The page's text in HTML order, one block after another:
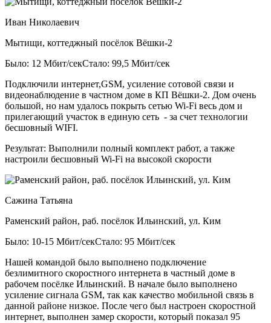
Иван Николаевич
Мытищи, коттеджный посёлок Вёшки-2
Было: 12 Мбит/секСтало: 99,5 Мбит/сек
Подключили интернет,GSM, усиление сотовой связи и
видеонаблюдение в частном доме в КП Вёшки-2. Дом очень
большой, но нам удалось покрыть сетью Wi-Fi весь дом и
прилегающий участок в единую сеть - за счет технологии
бесшовный WIFI.
Результат: Выполнили полный комплект работ, а также
настроили бесшовный Wi-Fi на высокой скорости
Сажина Татьяна
Раменский район, раб. посёлок Ильинский, ул. Ким
Было: 10-15 Мбит/секСтало: 95 Мбит/сек
Нашей командой было выполнено подключение
безлимитного скоростного интернета в частный доме в
рабочем посёлке Ильинский. В начале было выполнено
усиление сигнала GSM, так как качество мобильной связь в
данной районе низкое. После чего был настроен скоростной
интернет, выполнен замер скорости, который показал 95